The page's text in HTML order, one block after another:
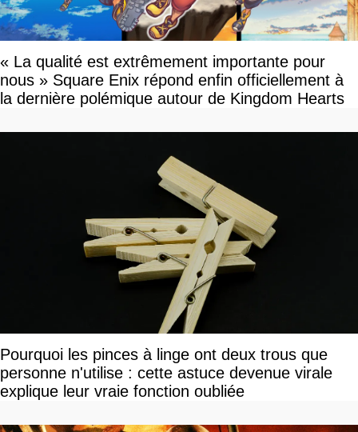
« La qualité est extrêmement importante pour
nous » Square Enix répond enfin officiellement à
la dernière polémique autour de Kingdom Hearts
Pourquoi les pinces à linge ont deux trous que
personne n'utilise : cette astuce devenue virale
explique leur vraie fonction oubliée